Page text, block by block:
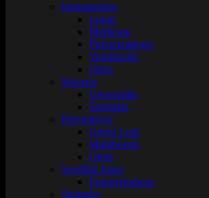
Instrumentos
Lupas
Medicion
Pulverizadores
Ventilación
Otros
Macetas
Geotextiles
Sopladas
Preventivos
Green Leaf
Mamboretá
Otros
Semillas Inase
Fotoperiodicas
Sustratos